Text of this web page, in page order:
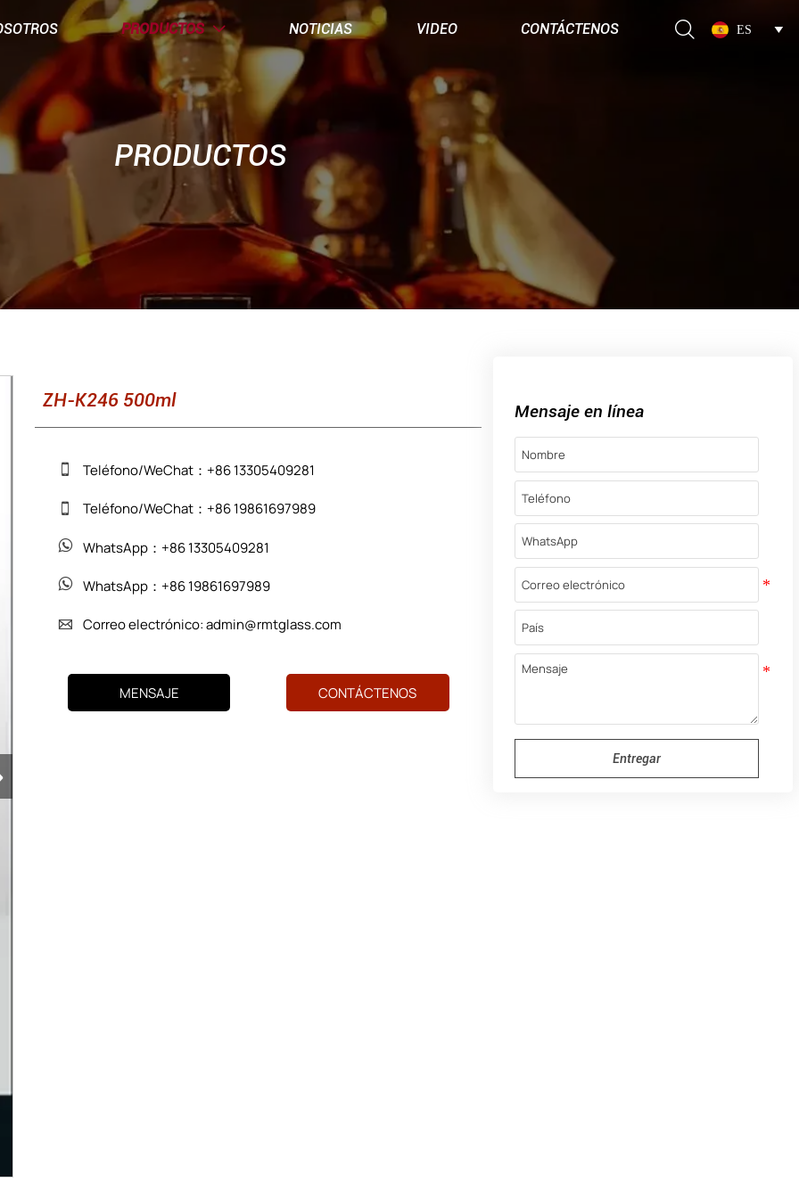
PRODUCTOS  NOTICIAS VIDEO CONTÁCTENOS  ES 
PRODUCTOS
ZH-K246 500ml
 Teléfono/WeChat：+86 13305409281
 Teléfono/WeChat：+86 19861697989
 WhatsApp：+86 13305409281
 WhatsApp：+86 19861697989
 Correo electrónico: admin@rmtglass.com
MENSAJE CONTÁCTENOS
Mensaje en línea
Entregar